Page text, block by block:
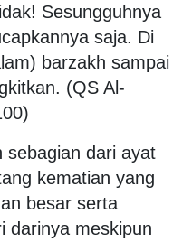
Sesungguhnya
saja. Di
barzakh sampai
(QS Al-
sebagian dari ayat
kematian yang
besar serta
darinya meskipun